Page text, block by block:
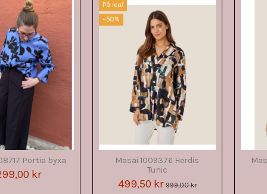
Portia byxa
kr
På rea!
−50%
Masai 1009376 Herdis
Tunic
499,50 kr999,00 kr